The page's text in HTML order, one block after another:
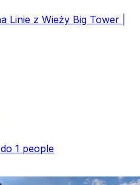
Linie z Wieży Big Tower |
1 people